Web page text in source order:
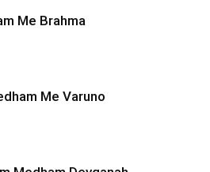
Me Brahma
Me Varuno